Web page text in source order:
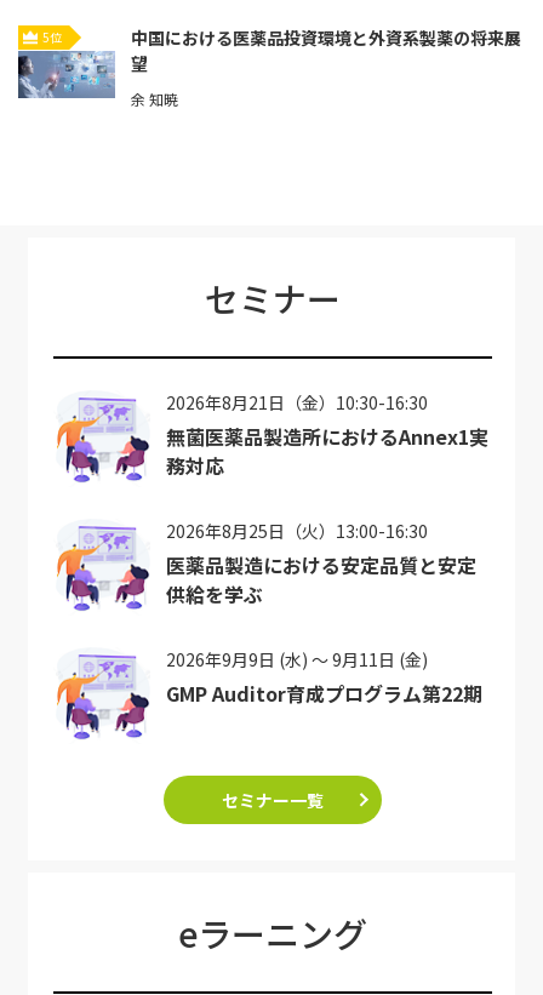
5位
中国における医薬品投資環境と外資系製薬の将来展
望
余 知暁
セミナー
2026年8月21日（金）10:30-16:30
無菌医薬品製造所におけるAnnex1実
務対応
2026年8月25日（火）13:00-16:30
医薬品製造における安定品質と安定
供給を学ぶ
2026年9月9日 (水) ～ 9月11日 (金)
GMP Auditor育成プログラム第22期
セミナー一覧
eラーニング